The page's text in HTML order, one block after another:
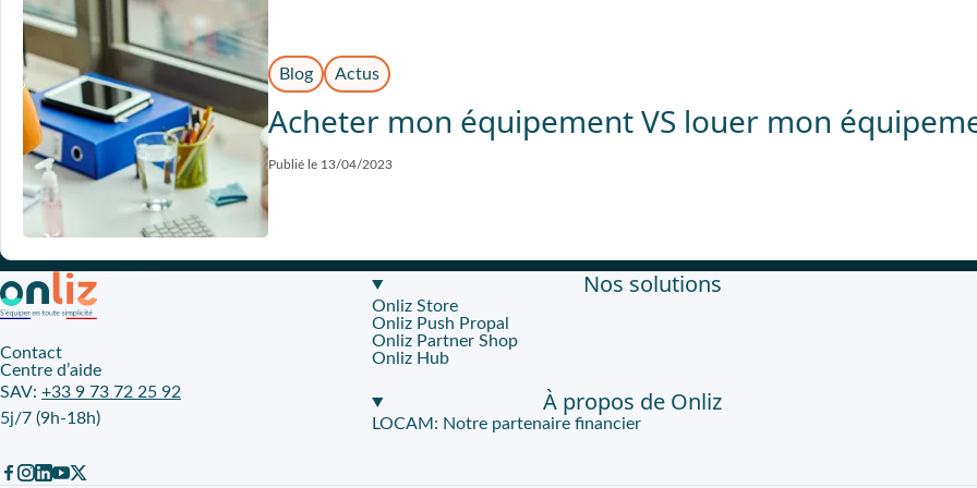
Blog Actus
Acheter mon équipement VS louer mon
Publié le 13/04/2023
Contact
Centre d’aide
SAV: +33 9 73 72 25 92
5j/7 (9h-18h)
Nos solutions
Onliz Store
Onliz Push Propal
Onliz Partner Shop
Onliz Hub
À propos de Onliz
LOCAM: Notre partenaire financier